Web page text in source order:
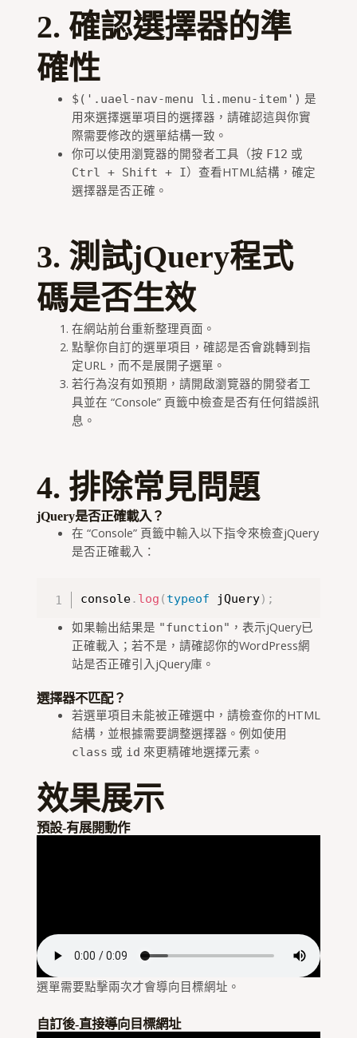
2. 確認選擇器的準
確性
$('.uael-nav-menu li.menu-item') 是
用來選擇選單項目的選擇器，請確認這與你實
際需要修改的選單結構一致。
你可以使用瀏覽器的開發者工具（按 F12 或
Ctrl + Shift + I）查看HTML結構，確定
選擇器是否正確。
3. 測試jQuery程式
碼是否生效
在網站前台重新整理頁面。
點擊你自訂的選單項目，確認是否會跳轉到指
定URL，而不是展開子選單。
若行為沒有如預期，請開啟瀏覽器的開發者工
具並在 “Console” 頁籤中檢查是否有任何錯誤訊
息。
4. 排除常見問題
jQuery是否正確載入？
在 “Console” 頁籤中輸入以下指令來檢查jQuery
是否正確載入：
console. log ( typeof jQuery) ;
如果輸出結果是 "function" ，表示jQuery已
正確載入；若不是，請確認你的WordPress網
站是否正確引入jQuery庫。
選擇器不匹配？
若選單項目未能被正確選中，請檢查你的HTML
結構，並根據需要調整選擇器。例如使用
class 或 id 來更精確地選擇元素。
效果展示
預設-有展開動作
選單需要點擊兩次才會導向目標網址。
自訂後-直接導向目標網址